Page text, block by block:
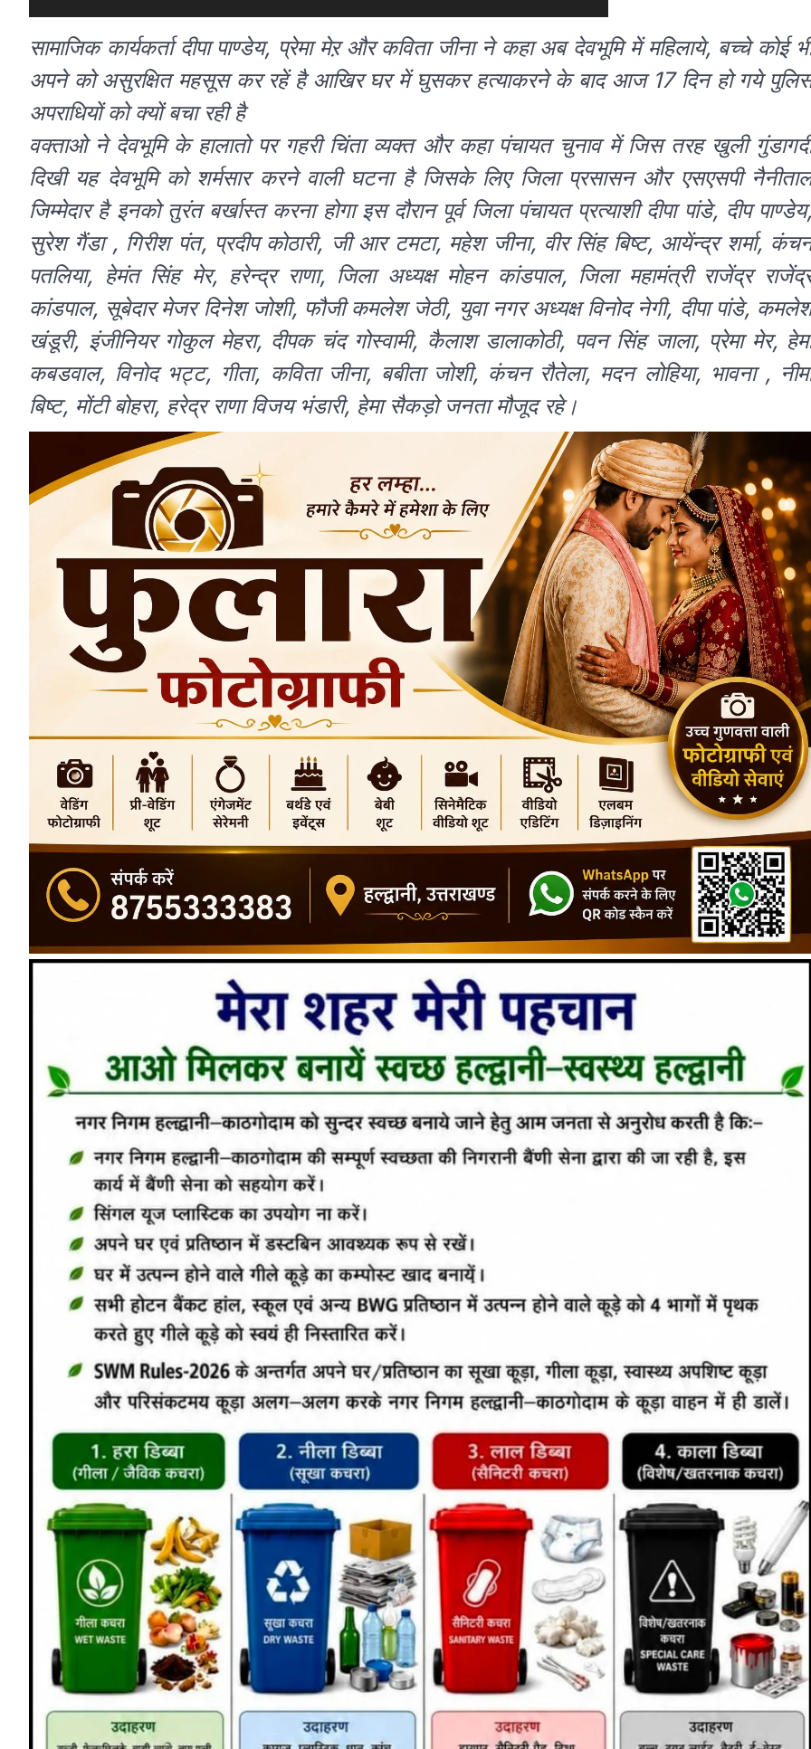
सामाजिक कार्यकर्ता दीपा पाण्डेय, प्रेमा मेऱ और कविता जीना ने कहा अब देवभूमि में महिलाये, बच्चे कोई
अपने को असुरक्षित महसूस कर रहें है आखिर घर में घुसकर हत्याकरने के बाद आज 17 दिन हो गये
अपराधियों को क्यों बचा रही है
वक्ताओ ने देवभूमि के हालातो पर गहरी चिंता व्यक्त और कहा पंचायत चुनाव में जिस तरह खुली
दिखी यह देवभूमि को शर्मसार करने वाली घटना है जिसके लिए जिला प्रसासन और एसएसपी
जिम्मेदार है इनको तुरंत बर्खास्त करना होगा इस दौरान पूर्व जिला पंचायत प्रत्याशी दीपा पांडे, दीप पाण्डेय,
सुरेश गैंडा , गिरीश पंत, प्रदीप कोठारी, जी आर टमटा, महेश जीना, वीर सिंह बिष्ट, आयेंन्द्र शर्मा,
पतलिया, हेमंत सिंह मेर, हरेन्द्र राणा, जिला अध्यक्ष मोहन कांडपाल, जिला महामंत्री राजेंद्र
कांडपाल, सूबेदार मेजर दिनेश जोशी, फौजी कमलेश जेठी, युवा नगर अध्यक्ष विनोद नेगी, दीपा पांडे,
खंडूरी, इंजीनियर गोकुल मेहरा, दीपक चंद गोस्वामी, कैलाश डालाकोठी, पवन सिंह जाला, प्रेमा मेर,
कबडवाल, विनोद भट्ट, गीता, कविता जीना, बबीता जोशी, कंचन रौतेला, मदन लोहिया, भावना ,
बिष्ट, मोंटी बोहरा, हरेद्र राणा विजय भंडारी, हेमा सैकड़ो जनता मौजूद रहे।